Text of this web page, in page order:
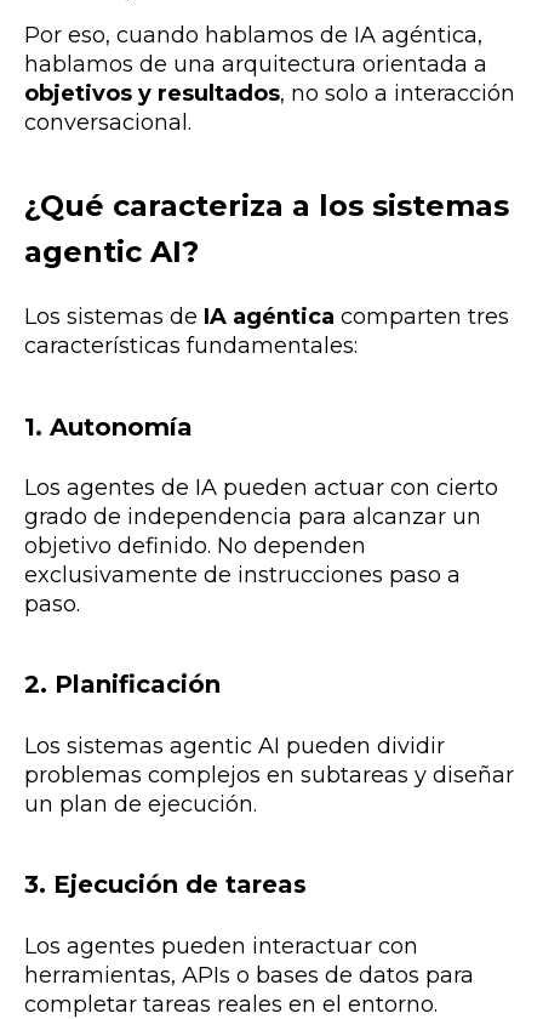
Por eso, cuando hablamos de IA agéntica,
hablamos de una arquitectura orientada a
objetivos y resultados, no solo a interacción
conversacional.
¿Qué caracteriza a los sistemas
agentic AI?
Los sistemas de IA agéntica comparten tres
características fundamentales:
1. Autonomía
Los agentes de IA pueden actuar con cierto
grado de independencia para alcanzar un
objetivo definido. No dependen
exclusivamente de instrucciones paso a
paso.
2. Planificación
Los sistemas agentic AI pueden dividir
problemas complejos en subtareas y diseñar
un plan de ejecución.
3. Ejecución de tareas
Los agentes pueden interactuar con
herramientas, APIs o bases de datos para
completar tareas reales en el entorno.